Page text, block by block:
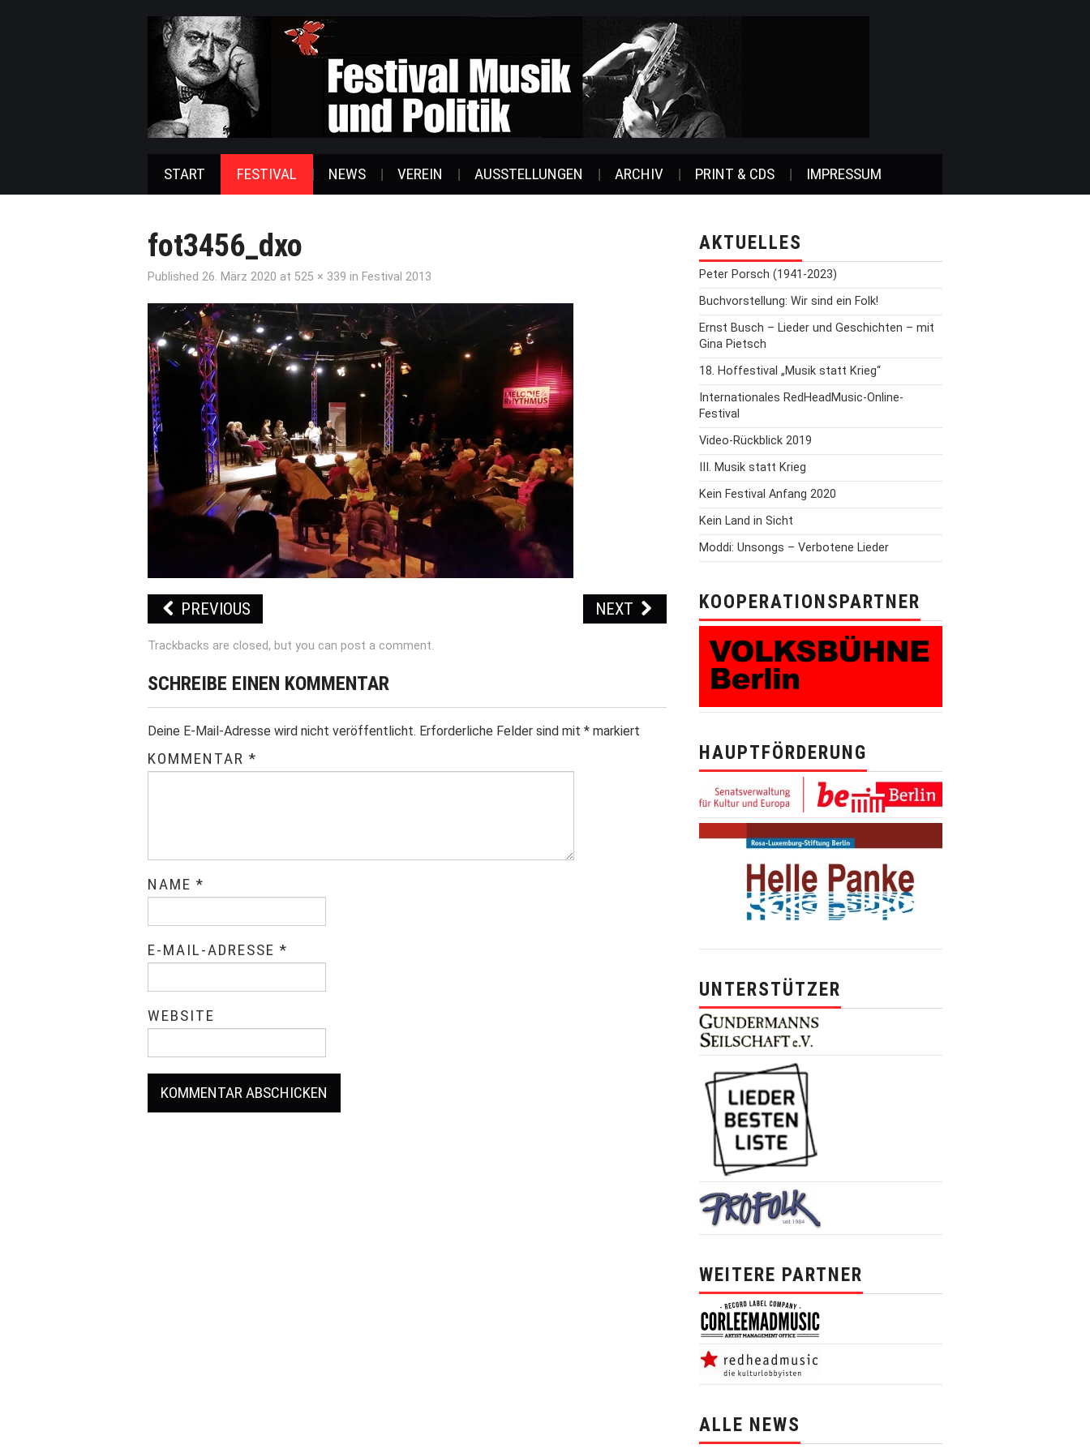
START FESTIVAL NEWS VEREIN AUSSTELLUNGEN ARCHIV PRINT & CDS IMPRESSUM
fot3456_dxo
Published 26. März 2020 at 525 × 339 in Festival 2013
PREVIOUS NEXT
Trackbacks are closed, but you can post a comment.
SCHREIBE EINEN KOMMENTAR
Deine E-Mail-Adresse wird nicht veröffentlicht. Erforderliche Felder sind mit * markiert
KOMMENTAR *
NAME *
E-MAIL-ADRESSE *
WEBSITE
AKTUELLES
Peter Porsch (1941-2023)
Buchvorstellung: Wir sind ein Folk!
Ernst Busch – Lieder und Geschichten – mit
Gina Pietsch
18. Hoffestival „Musik statt Krieg“
Internationales RedHeadMusic-Online-
Festival
Video-Rückblick 2019
III. Musik statt Krieg
Kein Festival Anfang 2020
Kein Land in Sicht
Moddi: Unsongs – Verbotene Lieder
KOOPERATIONSPARTNER
HAUPTFÖRDERUNG
UNTERSTÜTZER
WEITERE PARTNER
ALLE NEWS